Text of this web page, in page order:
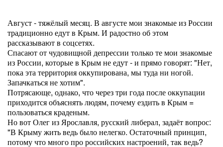
Август - тяжёлый месяц. В августе мои знакомые из России
традиционно едут в Крым. И радостно об этом
рассказывают в соцсетях.
Спасают от чудовищной депрессии только те мои знакомые
из России, которые в Крым не едут - и прямо говорят: "Нет,
пока эта территория оккупирована, мы туда ни ногой.
Запачкаться не хотим".
Потрясающе, однако, что через три года после оккупации
приходится объяснять людям, почему ездить в Крым =
пользоваться краденым.
Но вот Олег из Ярославля, русский либерал, задаёт вопрос:
"В Крыму жить ведь было нелегко. Остаточный принцип,
потому что много про российских настроений, так ведь?